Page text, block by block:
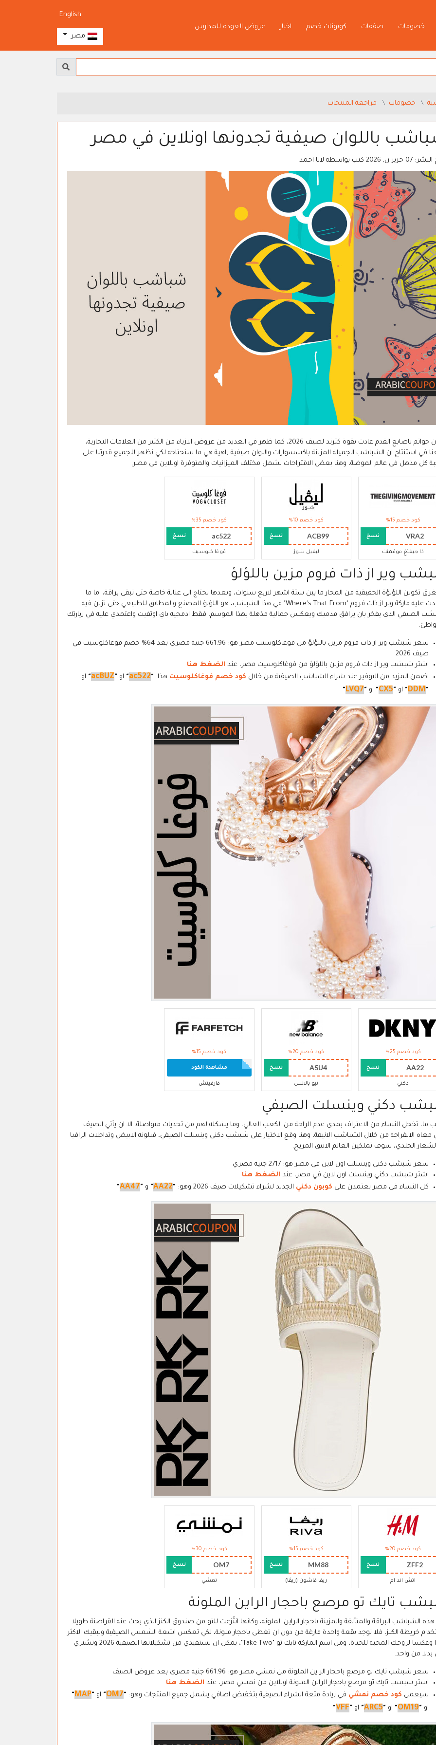
خصومات صفقات كوبونات خصم اخبار عروض العودة للمدارس
English
مصر
خصومات مراجعة المنتجات
باللوان صيفية تجدونها اونلاين في مصر
النشر: 07 حزيران, 2026 كتب بواسطة لانا احمد
بما ان خواتم تاصابع القدم عادت بقوة كترند لصيف 2026، كما ظهر في العديد من عروض الازياء من الكثير من العلامات التجارية،
في استنتاج ان الشباشب الجميلة المزينة باكسسوارات واللوان صيفية زاهية هي ما سنحتاجه لكي نظهر للجميع قدرتنا على
كل مذهل في عالم الموضة، وهنا بعض الاقتراحات تشمل مختلف الميزانيات والمتوفرة اونلاين في مصر.
كود خصم 15%
VRA2 نسخ
ذا جيفنغ موفمنت
كود خصم 10%
ACB99 نسخ
ليفيل شوز
كود خصم 35%
ac522 نسخ
فوغا كلوسيت
وير از ذات فروم مزين باللؤلؤ
تكوين اللؤلؤة الحقيقية من المحار ما بين ستة اشهر لاربع سنوات، وبعدها تحتاج الى عناية خاصة حتى تبقى براقة، اما ما
اعتمدت عليه ماركة وير از ذات فروم "Where's That From" في هذا الشبشب، هو اللؤلؤ المصنع والمطابق للطبيعي حتى تزين فيه
الصيفي الذي يفخر بان يرافق قدميك ويعكس جمالية مذهلة بهذا الموسم، فقط ادمجيه باي اوتفيت واعتمدي عليه في زيارتك
سعر شبشب وير از ذات فروم مزين باللؤلؤ من فوغاكلوسيت مصر هو: 661.96 جنيه مصري بعد 64% خصم فوغاكلوسيت في
صيف 2026
اشتر شبشب وير از ذات فروم مزين باللؤلؤ من فوغاكلوسيت مصر، عند الضغط هنا
اضمن المزيد من التوفير عند شراء الشباشب الصيفية من خلال كود خصم فوغاكلوسيت هذا: "
ac522
" او "
acBUZ
" او
"
DDM
" او "
CX5
" او "
LVQ7
"
كود خصم 25%
AA22 نسخ
دكني
كود خصم 20%
A5U4 نسخ
نيو بالانس
كود خصم 15%
مشاهدة الكود
فارفيتش
دكني وينسلت الصيفي
ما، تخجل النساء من الاعتراف بمدى عدم الراحة من الكعب العالي، وما يشكله لهم من تحديات متواصلة، الا ان يأتي الصيف
معاه الانفراجة من خلال الشباشب الانيقة، وهنا وقع الاختيار على شبشب دكني وينسلت الصيفي، فبلونه الابيض وتداخلات الرافيا
الجلدي، سوف تملكين العالم الانيق المريح.
سعر شبشب دكني وينسلت اون لاين في مصر هو: 2717 جنيه مصري
اشتر شبشب دكني وينسلت اون لاين في مصر، عند الضغط هنا
كل النساء في مصر يعتمدن على كوبون دكني الجديد لشراء تشكيلات صيف 2026 وهو: "
AA22
" و "
AA47
"
كود خصم 20%
ZFF2 نسخ
اتش اند ام
كود خصم 15%
MM88 نسخ
ريفا فاشون (ريڤا)
كود خصم 30%
OM7 نسخ
نمشي
تايك تو مرصع باحجار الراين الملونة
هذه الشباشب البراقة والمتألقة والمزينة باحجار الراين الملونة، وكانها انتُزعت للتو من صندوق الكنز الذي بحث عنه القراصنة طويلا
خريطة الكنز، فلا توجد بقعة واحدة فارغة من دون ان تغطى باحجار ملونة، لكي تعكس اشعة الشمس الصيفية وتبقيك الاكثر
تفردا وعكسا لروحك المحبة للحياة، ومن اسم الماركة تايك تو "Take Two"، يمكن ان تستفيدي من تشكيلاتها الصيفية 2026 وتشتري
بدلا من واحد.
سعر شبشب تايك تو مرصع باحجار الراين الملونة من نمشي مصر هو: 661.96 جنيه مصري بعد عروض الصيف
اشتر شبشب تايك تو مرصع باحجار الراين الملونة اونلاين من نمشي مصر، عند الضغط هنا
سيعمل كود خصم نمشي في زيادة متعة الشراء الصيفية بتخفيض اضافي يشمل جميع المنتجات وهو: "
OM7
" او "
MAP
"
او "
OM19
" او "
ARC5
" او "
VFF
"